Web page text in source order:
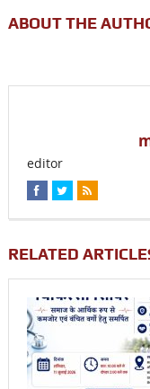
ABOUT THE
editor
RELATED